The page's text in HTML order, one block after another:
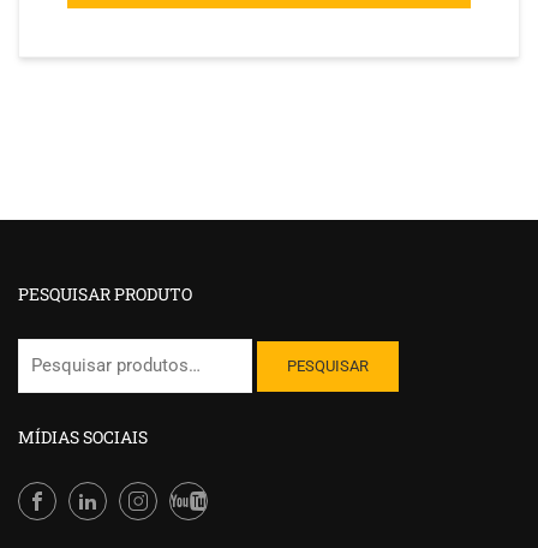
PESQUISAR PRODUTO
PESQUISAR
MÍDIAS SOCIAIS